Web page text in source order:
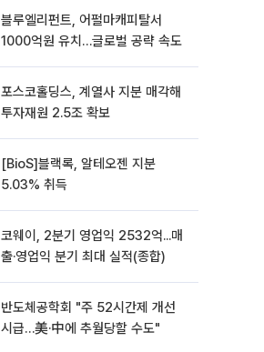
블루엘리펀트, 어펄마캐피탈서
1000억원 유치…글로벌 공략 속도
포스코홀딩스, 계열사 지분 매각해
투자재원 2.5조 확보
[BioS]블랙록, 알테오젠 지분
5.03% 취득
코웨이, 2분기 영업익 2532억...매
출·영업익 분기 최대 실적(종합)
반도체공학회 "주 52시간제 개선
시급…美·中에 추월당할 수도"